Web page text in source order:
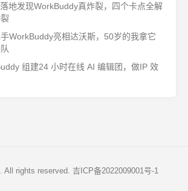
地发现WorkBuddy真炸裂，四个卡点全解
WorkBuddy亮相达沃斯，50岁的我拿它
组建24 小时在线 AI 编辑团，做IP 效
All rights reserved. 吉ICP备2022009001号-1